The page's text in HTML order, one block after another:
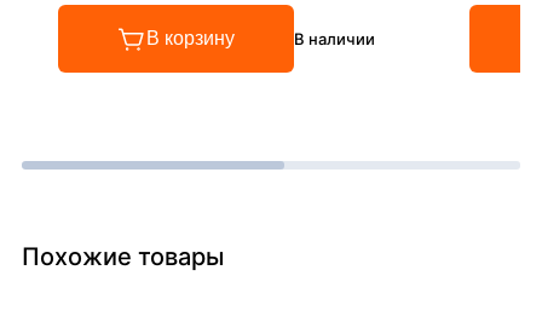
В корзину В наличии
Похожие товары